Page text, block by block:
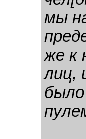
мы
же к
лиц,
было